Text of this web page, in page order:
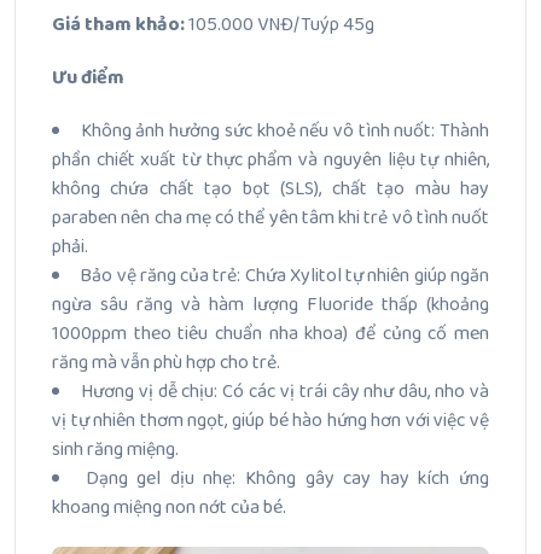
Giá tham khảo:105.000 VNĐ/Tuýp 45g
Ưu điểm
Không ảnh hưởng sức khoẻ nếu vô tình nuốt: Thành
phần chiết xuất từ thực phẩm và nguyên liệu tự nhiên,
không chứa chất tạo bọt (SLS), chất tạo màu hay
paraben nên cha mẹ có thể yên tâm khi trẻ vô tình nuốt
phải.
Bảo vệ răng của trẻ: Chứa Xylitol tự nhiên giúp ngăn
ngừa sâu răng và hàm lượng Fluoride thấp (khoảng
1000ppm theo tiêu chuẩn nha khoa) để củng cố men
răng mà vẫn phù hợp cho trẻ.
Hương vị dễ chịu: Có các vị trái cây như dâu, nho và
vị tự nhiên thơm ngọt, giúp bé hào hứng hơn với việc vệ
sinh răng miệng.
Dạng gel dịu nhẹ: Không gây cay hay kích ứng
khoang miệng non nớt của bé.